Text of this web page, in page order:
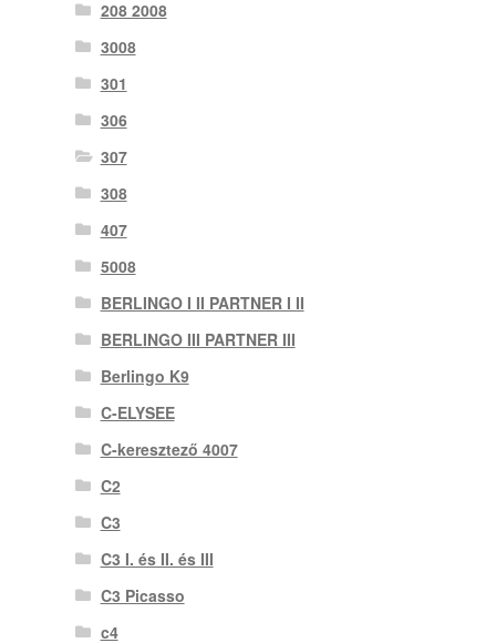
208 2008
3008
301
306
307
308
407
5008
BERLINGO I II PARTNER I II
BERLINGO III PARTNER III
Berlingo K9
C-ELYSEE
C-keresztező 4007
C2
C3
C3 I. és II. és III
C3 Picasso
c4